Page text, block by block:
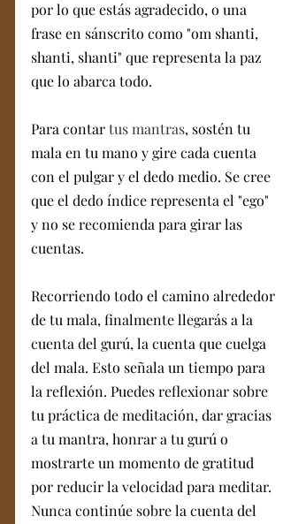
por lo que estás agradecido, o una
frase en sánscrito como "om shanti,
shanti, shanti" que representa la paz
que lo abarca todo.
Para contar tus mantras, sostén tu
mala en tu mano y gire cada cuenta
con el pulgar y el dedo medio. Se cree
que el dedo índice representa el "ego"
y no se recomienda para girar las
cuentas.
Recorriendo todo el camino alrededor
de tu mala, finalmente llegarás a la
cuenta del gurú, la cuenta que cuelga
del mala. Esto señala un tiempo para
la reflexión. Puedes reflexionar sobre
tu práctica de meditación, dar gracias
a tu mantra, honrar a tu gurú o
mostrarte un momento de gratitud
por reducir la velocidad para meditar.
Nunca continúe sobre la cuenta del